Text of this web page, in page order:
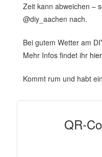
Zeit kann abweichen –
@diy_aachen nach.
Bei gutem Wetter am
Mehr Infos findet ihr hier
Kommt rum und habt
QR-